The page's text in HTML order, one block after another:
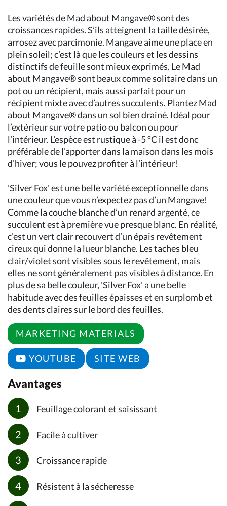
Les variétés de Mad about Mangave® sont des
croissances rapides. S’ils atteignent la taille désirée,
arrosez avec parcimonie. Mangave aime une place en
plein soleil; c’est là que les couleurs et les dessins
distinctifs de feuille sont mieux exprimés. Le Mad
about Mangave® sont beaux comme solitaire dans un
pot ou un récipient, mais aussi parfait pour un
récipient mixte avec d’autres succulents. Plantez Mad
about Mangave® dans un sol bien drainé. Idéal pour
l’extérieur sur votre patio ou balcon ou pour
l’intérieur. L’espèce est rustique à -5 ºC il est donc
préférable de l’apporter dans la maison dans les mois
d’hiver; vous le pouvez profiter à l’intérieur!
'Silver Fox' est une belle variété exceptionnelle dans
une couleur que vous n’expectez pas d’un Mangave!
Comme la couche blanche d’un renard argenté, ce
succulent est à première vue presque blanc. En réalité,
c’est un vert clair recouvert d’un épais revêtement
cireux qui donne la lueur blanche. Les taches bleu
clair/violet sont visibles sous le revêtement, mais
elles ne sont généralement pas visibles à distance. En
plus de sa belle couleur, 'Silver Fox' a une belle
habitude avec des feuilles épaisses et en surplomb et
des dents claires sur le bord des feuilles.
MARKETING MATERIALS
YOUTUBE SITE WEB
Avantages
Feuillage colorant et saisissant
Facile à cultiver
Croissance rapide
Résistent à la sécheresse